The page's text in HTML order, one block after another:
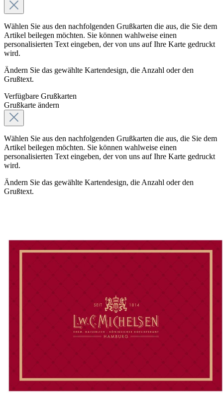
Wählen Sie aus den nachfolgenden Grußkarten die aus, die Sie dem
Artikel beilegen möchten. Sie können wahlweise einen
personalisierten Text eingeben, der von uns auf Ihre Karte gedruckt
wird.
Ändern Sie das gewählte Kartendesign, die Anzahl oder den
Grußtext.
Verfügbare Grußkarten
Grußkarte ändern
Wählen Sie aus den nachfolgenden Grußkarten die aus, die Sie dem
Artikel beilegen möchten. Sie können wahlweise einen
personalisierten Text eingeben, der von uns auf Ihre Karte gedruckt
wird.
Ändern Sie das gewählte Kartendesign, die Anzahl oder den
Grußtext.